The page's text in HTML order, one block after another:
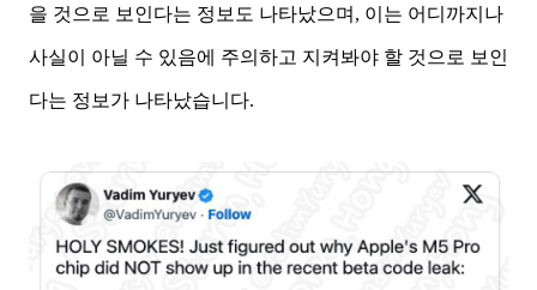
을 것으로 보인다는 정보도 나타났으며, 이는 어디까지나
사실이 아닐 수 있음에 주의하고 지켜봐야 할 것으로 보인
다는 정보가 나타났습니다.